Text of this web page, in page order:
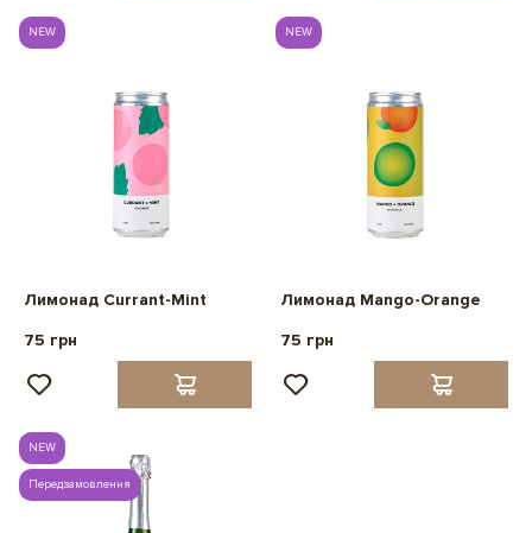
NEW
Лимонад Currant-Mint
75 грн
NEW
Лимонад Mango-Orange
75 грн
NEW
Передзамовлення